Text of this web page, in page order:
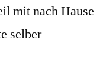
mit nach Hause
selber